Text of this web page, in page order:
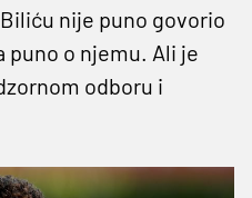
nije puno govorio
puno o njemu. Ali je
odboru i